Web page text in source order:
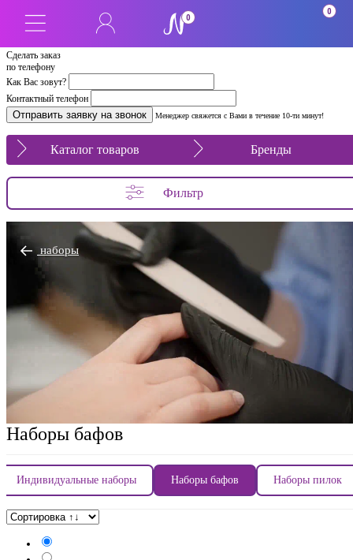
Сделать заказ
по телефону
Как Вас зовут?
Контактный телефон
Менеджер свяжется с Вами в течение 10-ти минут!
0
0
Каталог товаров Бренды
Фильтр
наборы
Наборы бафов
Индивидуальные наборы Наборы бафов Наборы пилок